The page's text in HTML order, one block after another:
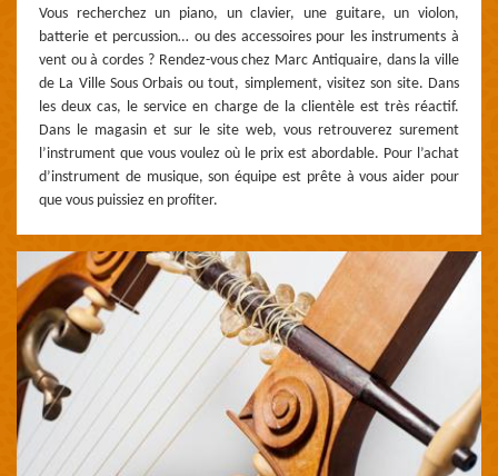
Vous recherchez un piano, un clavier, une guitare, un violon,
batterie et percussion… ou des accessoires pour les instruments à
vent ou à cordes ? Rendez-vous chez Marc Antiquaire, dans la ville
de La Ville Sous Orbais ou tout, simplement, visitez son site. Dans
les deux cas, le service en charge de la clientèle est très réactif.
Dans le magasin et sur le site web, vous retrouverez surement
l’instrument que vous voulez où le prix est abordable. Pour l’achat
d’instrument de musique, son équipe est prête à vous aider pour
que vous puissiez en profiter.